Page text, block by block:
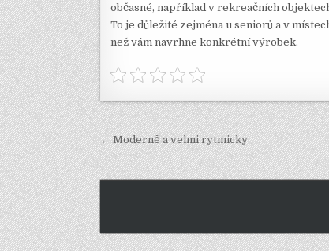
občasné, například v rekreačních
To je důležité zejména u seniorů a v
než vám navrhne konkrétní výrobek.
Navigace
pro
příspěvek
← Moderně a velmi rytmicky